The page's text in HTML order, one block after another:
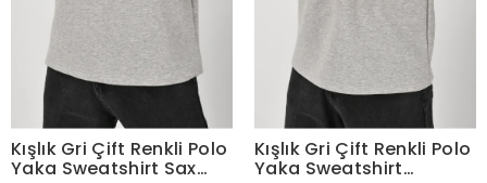
Kışlık Gri Çift Renkli Polo
Yaka Sweatshirt Sax
Kışlık Gri Çift Renkli Polo
Yaka Sweatshirt